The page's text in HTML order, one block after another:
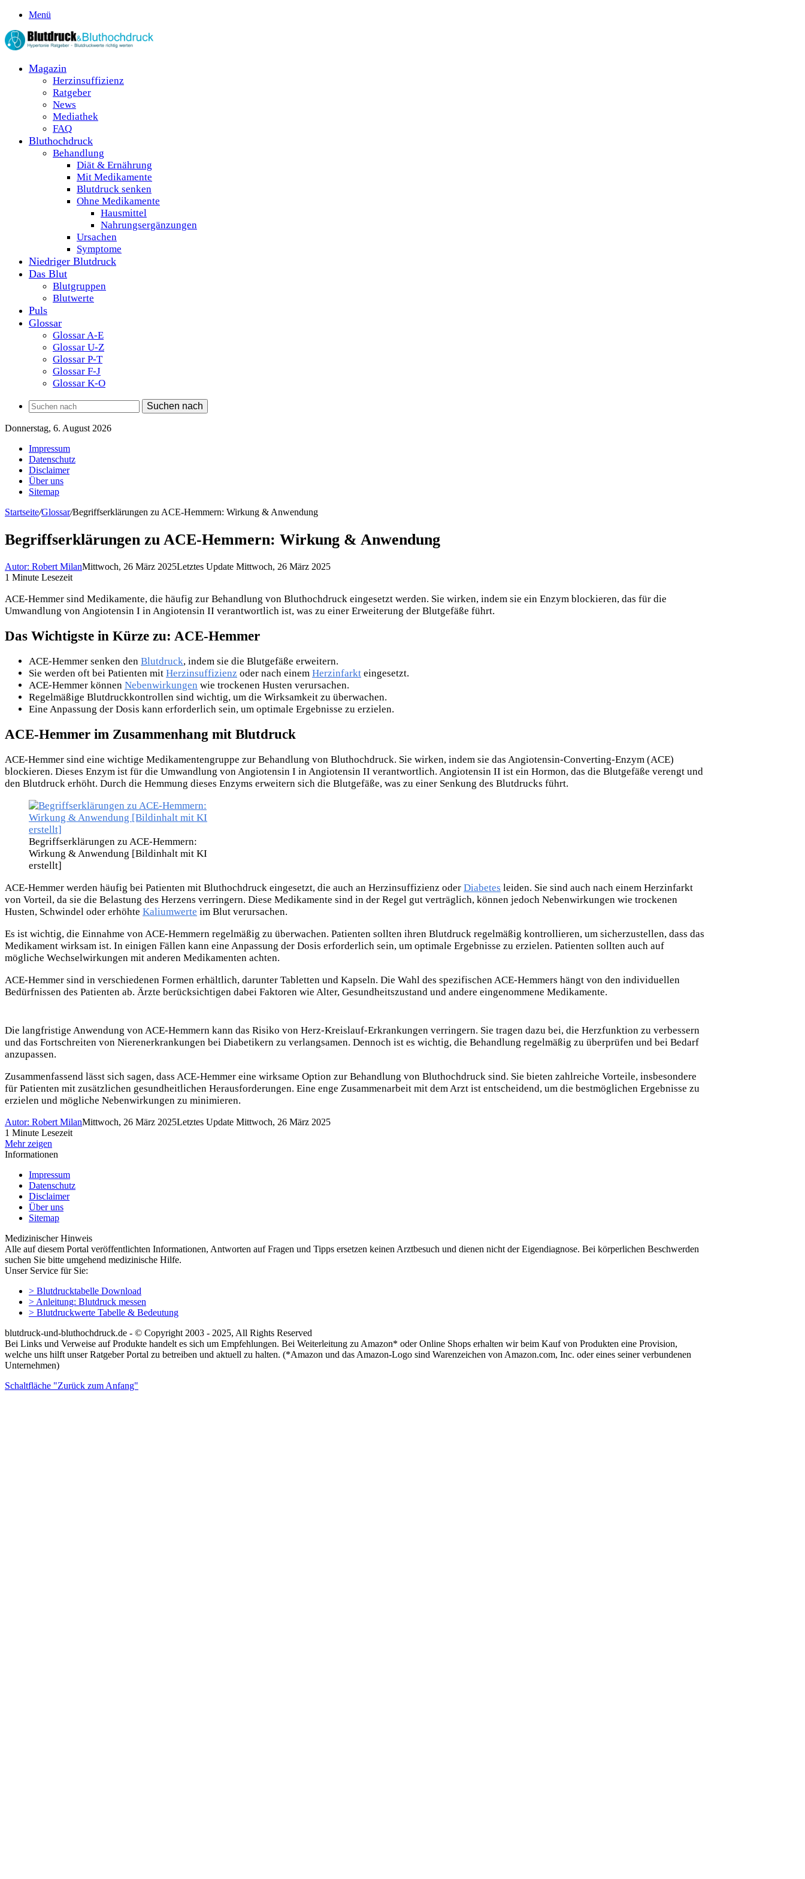
Menü
Magazin
Herzinsuffizienz
Ratgeber
News
Mediathek
FAQ
Bluthochdruck
Behandlung
Diät & Ernährung
Mit Medikamente
Blutdruck senken
Ohne Medikamente
Hausmittel
Nahrungsergänzungen
Ursachen
Symptome
Niedriger Blutdruck
Das Blut
Blutgruppen
Blutwerte
Puls
Glossar
Glossar A-E
Glossar U-Z
Glossar P-T
Glossar F-J
Glossar K-O
Suchen nach
Donnerstag, 6. August 2026
Impressum
Datenschutz
Disclaimer
Über uns
Sitemap
Startseite/Glossar/Begriffserklärungen zu ACE-Hemmern: Wirkung & Anwendung
Begriffserklärungen zu ACE-Hemmern: Wirkung & Anwendung
Autor: Robert MilanMittwoch, 26 März 2025Letztes Update Mittwoch, 26 März 2025
1 Minute Lesezeit
ACE-Hemmer sind Medikamente, die häufig zur Behandlung von Bluthochdruck eingesetzt werden. Sie wirken, indem sie ein Enzym blockieren, das für die
Umwandlung von Angiotensin I in Angiotensin II verantwortlich ist, was zu einer Erweiterung der Blutgefäße führt.
Das Wichtigste in Kürze zu: ACE-Hemmer
ACE-Hemmer senken den Blutdruck, indem sie die Blutgefäße erweitern.
Sie werden oft bei Patienten mit Herzinsuffizienz oder nach einem Herzinfarkt eingesetzt.
ACE-Hemmer können Nebenwirkungen wie trockenen Husten verursachen.
Regelmäßige Blutdruckkontrollen sind wichtig, um die Wirksamkeit zu überwachen.
Eine Anpassung der Dosis kann erforderlich sein, um optimale Ergebnisse zu erzielen.
ACE-Hemmer im Zusammenhang mit Blutdruck
ACE-Hemmer sind eine wichtige Medikamentengruppe zur Behandlung von Bluthochdruck. Sie wirken, indem sie das Angiotensin-Converting-Enzym (ACE)
blockieren. Dieses Enzym ist für die Umwandlung von Angiotensin I in Angiotensin II verantwortlich. Angiotensin II ist ein Hormon, das die Blutgefäße verengt und
den Blutdruck erhöht. Durch die Hemmung dieses Enzyms erweitern sich die Blutgefäße, was zu einer Senkung des Blutdrucks führt.
Begriffserklärungen zu ACE-Hemmern:
Wirkung & Anwendung [Bildinhalt mit KI
erstellt]
ACE-Hemmer werden häufig bei Patienten mit Bluthochdruck eingesetzt, die auch an Herzinsuffizienz oder Diabetes leiden. Sie sind auch nach einem Herzinfarkt
von Vorteil, da sie die Belastung des Herzens verringern. Diese Medikamente sind in der Regel gut verträglich, können jedoch Nebenwirkungen wie trockenen
Husten, Schwindel oder erhöhte Kaliumwerte im Blut verursachen.
Es ist wichtig, die Einnahme von ACE-Hemmern regelmäßig zu überwachen. Patienten sollten ihren Blutdruck regelmäßig kontrollieren, um sicherzustellen, dass das
Medikament wirksam ist. In einigen Fällen kann eine Anpassung der Dosis erforderlich sein, um optimale Ergebnisse zu erzielen. Patienten sollten auch auf
mögliche Wechselwirkungen mit anderen Medikamenten achten.
ACE-Hemmer sind in verschiedenen Formen erhältlich, darunter Tabletten und Kapseln. Die Wahl des spezifischen ACE-Hemmers hängt von den individuellen
Bedürfnissen des Patienten ab. Ärzte berücksichtigen dabei Faktoren wie Alter, Gesundheitszustand und andere eingenommene Medikamente.
Die langfristige Anwendung von ACE-Hemmern kann das Risiko von Herz-Kreislauf-Erkrankungen verringern. Sie tragen dazu bei, die Herzfunktion zu verbessern
und das Fortschreiten von Nierenerkrankungen bei Diabetikern zu verlangsamen. Dennoch ist es wichtig, die Behandlung regelmäßig zu überprüfen und bei Bedarf
anzupassen.
Zusammenfassend lässt sich sagen, dass ACE-Hemmer eine wirksame Option zur Behandlung von Bluthochdruck sind. Sie bieten zahlreiche Vorteile, insbesondere
für Patienten mit zusätzlichen gesundheitlichen Herausforderungen. Eine enge Zusammenarbeit mit dem Arzt ist entscheidend, um die bestmöglichen Ergebnisse zu
erzielen und mögliche Nebenwirkungen zu minimieren.
Autor: Robert MilanMittwoch, 26 März 2025Letztes Update Mittwoch, 26 März 2025
1 Minute Lesezeit
Mehr zeigen
Informationen
Impressum
Datenschutz
Disclaimer
Über uns
Sitemap
Medizinischer Hinweis
Alle auf diesem Portal veröffentlichten Informationen, Antworten auf Fragen und Tipps ersetzen keinen Arztbesuch und dienen nicht der Eigendiagnose. Bei körperlichen Beschwerden
suchen Sie bitte umgehend medizinische Hilfe.
Unser Service für Sie:
> Blutdrucktabelle Download
> Anleitung: Blutdruck messen
> Blutdruckwerte Tabelle & Bedeutung
blutdruck-und-bluthochdruck.de - © Copyright 2003 - 2025, All Rights Reserved
Bei Links und Verweise auf Produkte handelt es sich um Empfehlungen. Bei Weiterleitung zu Amazon* oder Online Shops erhalten wir beim Kauf von Produkten eine Provision,
welche uns hilft unser Ratgeber Portal zu betreiben und aktuell zu halten. (*Amazon und das Amazon-Logo sind Warenzeichen von Amazon.com, Inc. oder eines seiner verbundenen
Unternehmen)
Schaltfläche "Zurück zum Anfang"